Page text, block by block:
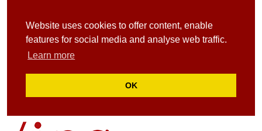
Website uses cookies to offer content, enable
features for social media and analyse web traffic.
Learn more
OK